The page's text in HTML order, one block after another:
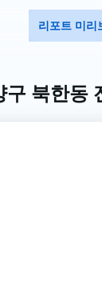
리포트 미리
북한동